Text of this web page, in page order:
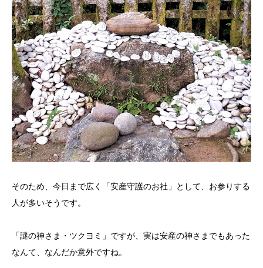
そのため、今日まで広く「安産守護のお社」として、お参りする
人が多いそうです。
「謎の神さま・ツクヨミ」ですが、実は安産の神さまでもあった
なんて、なんだか意外ですね。